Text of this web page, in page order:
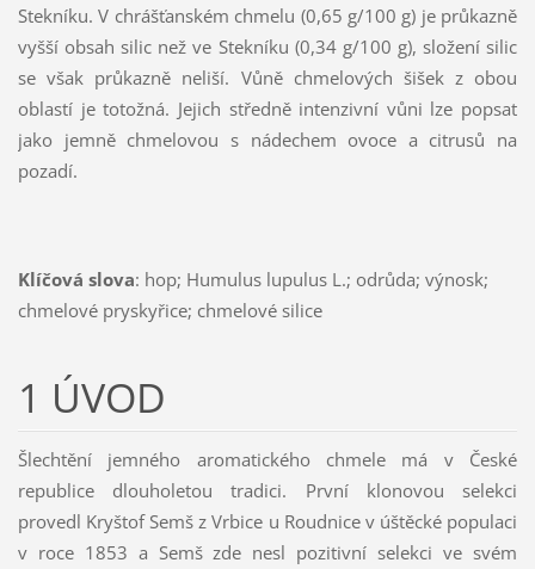
Stekníku. V chrášťanském chmelu (0,65 g/100 g) je průkazně
vyšší obsah silic než ve Stekníku (0,34 g/100 g), složení silic
se však průkazně neliší. Vůně chmelových šišek z obou
oblastí je totožná. Jejich středně intenzivní vůni lze popsat
jako jemně chmelovou s nádechem ovoce a citrusů na
pozadí.
Klíčová slova: hop; Humulus lupulus L.; odrůda; výnosk;
chmelové pryskyřice; chmelové silice
1 ÚVOD
Šlechtění jemného aromatického chmele má v České
republice dlouholetou tradici. První klonovou selekci
provedl Kryštof Semš z Vrbice u Roudnice v úštěcké populaci
v roce 1853 a Semš zde nesl pozitivní selekci ve svém